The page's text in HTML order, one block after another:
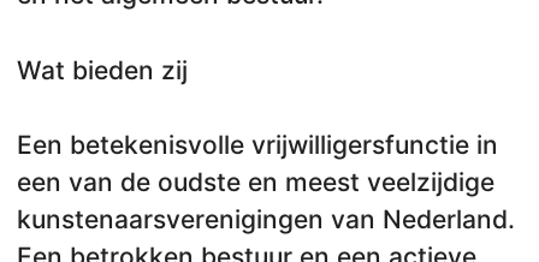
Wat bieden zij
Een betekenisvolle vrijwilligersfunctie in
een van de oudste en meest veelzijdige
kunstenaarsverenigingen van Nederland.